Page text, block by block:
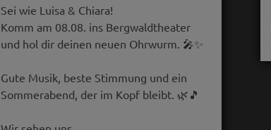
Sei wie Luisa & Chiara!
Komm am 08.08. ins Bergwaldtheater
und hol dir deinen neuen Ohrwurm. 🎤✨
Gute Musik, beste Stimmung und ein
Sommerabend, der im Kopf bleibt. 🌿🎵